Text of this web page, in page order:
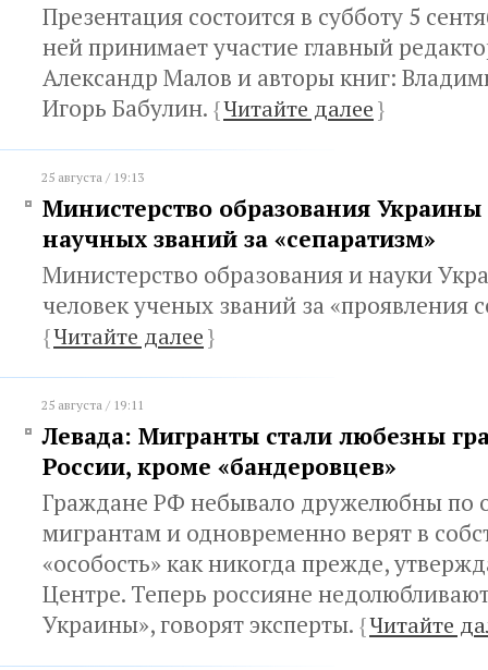
Презентация состоится в субботу 5
ней принимает участие главный
Александр Малов и авторы книг:
Игорь Бабулин. {Читайте далее}
25 августа / 19:13
Министерство образования
научных званий за «сепаратизм»
Министерство образования и науки
человек ученых званий за «проявления
{Читайте далее}
25 августа / 19:11
Левада: Мигранты стали любезны
России, кроме «бандеровцев»
Граждане РФ небывало дружелюбны по
мигрантам и одновременно верят в
«особость» как никогда прежде,
Центре. Теперь россияне
Украины», говорят эксперты. {Читайте